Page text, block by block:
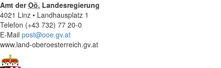
Amt derOö. Landesregierung
4021 Linz • Landhausplatz 1
Telefon (+43 732) 77 20-0
E-Mail post@ooe.gv.at
www.land-oberoesterreich.gv.at